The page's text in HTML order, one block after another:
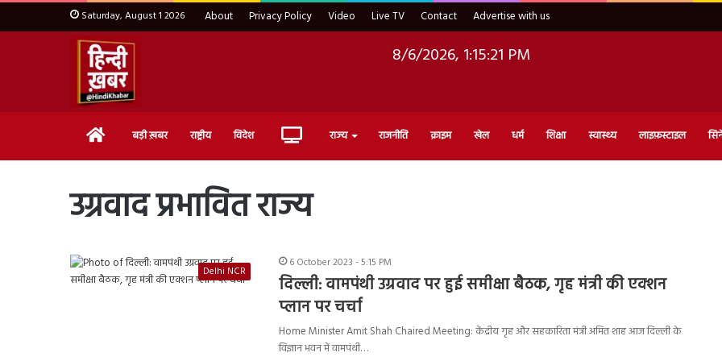
Saturday, August 1 2026 About Privacy Policy Video Live TV Contact Advertise with us
8/6/2026, 1:15:22 PM
Home बड़ी ख़बर राष्ट्रीय विदेश Live राज्य राजनीति क्राइम खेल धर्म शिक्षा स्वास्थ्य लाइफ़स्टाइल
उग्रवाद प्रभावित राज्य
Delhi NCR
6 October 2023 - 5:15 PM
दिल्ली: वामपंथी उग्रवाद पर हुई समीक्षा बैठक, गृह मंत्री की एक्शन
प्लान पर चर्चा
Home Minister Amit Shah Chaired Meeting: केंद्रीय गृह और सहकारिता मंत्री अमित शाह आज दिल्ली के
विज्ञान भवन में वामपंथी…